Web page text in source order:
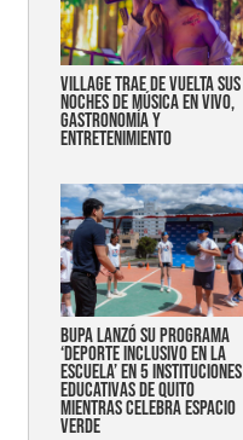
Village trae de vuelta sus
noches de música en vivo,
gastronomía y
entretenimiento
Bupa lanzó su programa
‘Deporte Inclusivo en la
Escuela’ en 5 instituciones
educativas de Quito
mientras celebra espacio
verde